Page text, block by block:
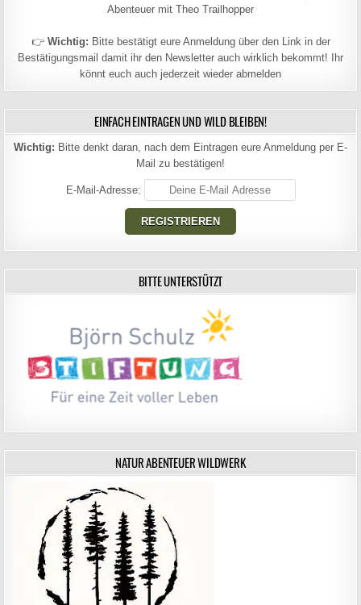
Abenteuer mit Theo Trailhopper
👉 Wichtig: Bitte bestätigt eure Anmeldung über den Link in der
Bestätigungsmail damit ihr den Newsletter auch wirklich bekommt! Ihr
könnt euch auch jederzeit wieder abmelden
EINFACH EINTRAGEN UND WILD BLEIBEN!
Wichtig: Bitte denkt daran, nach dem Eintragen eure Anmeldung per E-
Mail zu bestätigen!
E-Mail-Adresse:
BITTE UNTERSTÜTZT
NATUR ABENTEUER WILDWERK